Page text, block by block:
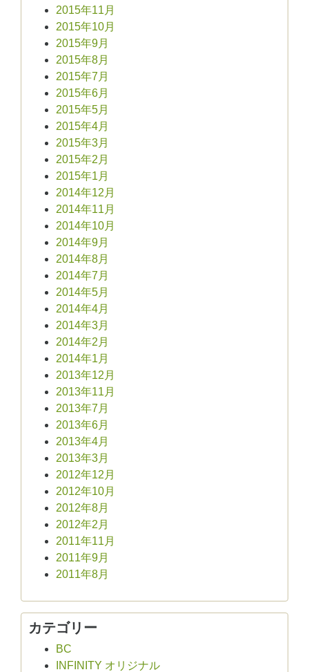
2015年11月
2015年10月
2015年9月
2015年8月
2015年7月
2015年6月
2015年5月
2015年4月
2015年3月
2015年2月
2015年1月
2014年12月
2014年11月
2014年10月
2014年9月
2014年8月
2014年7月
2014年5月
2014年4月
2014年3月
2014年2月
2014年1月
2013年12月
2013年11月
2013年7月
2013年6月
2013年4月
2013年3月
2012年12月
2012年10月
2012年8月
2012年2月
2011年11月
2011年9月
2011年8月
カテゴリー
BC
INFINITY オリジナル